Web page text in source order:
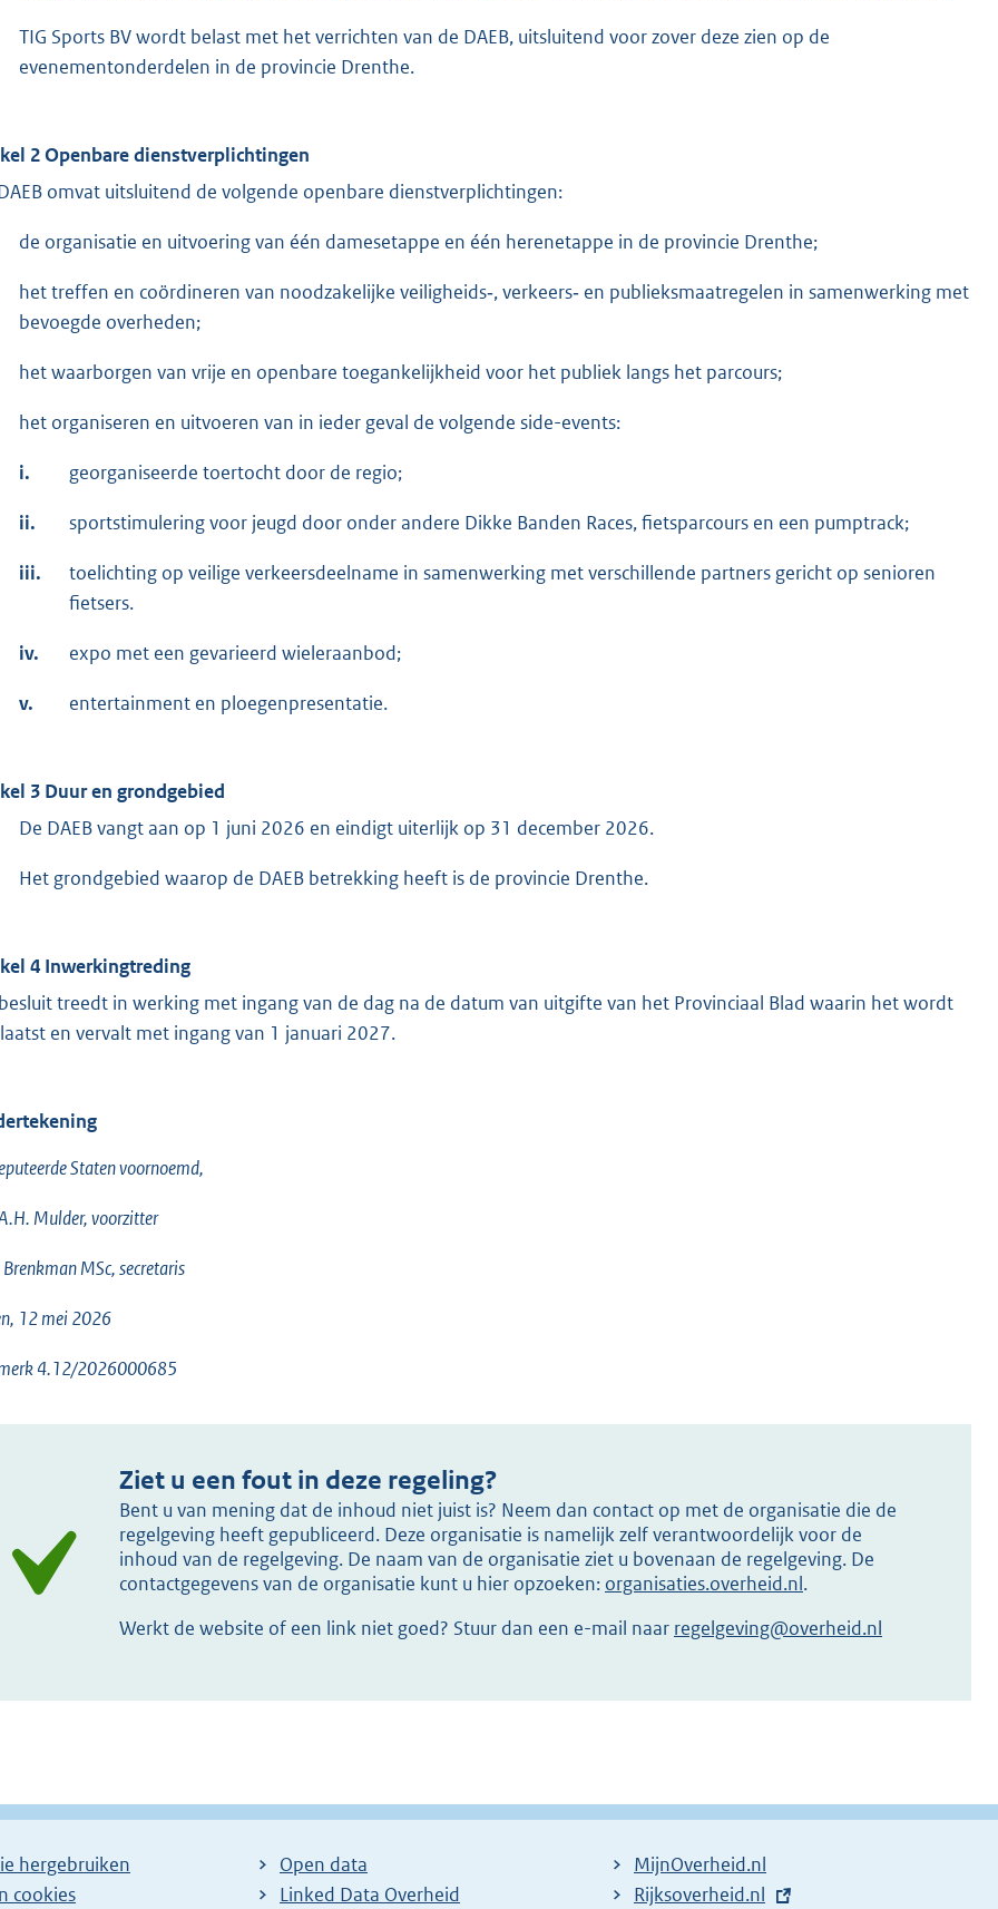
TIG Sports BV wordt belast met het verrichten van de DAEB, uitsluitend voor zover deze zien op de
evenementonderdelen in de provincie Drenthe.
2 Openbare dienstverplichtingen
omvat uitsluitend de volgende openbare dienstverplichtingen:
de organisatie en uitvoering van één damesetappe en één herenetappe in de provincie Drenthe;
het treffen en coördineren van noodzakelijke veiligheids‑, verkeers‑ en publieksmaatregelen in samenwerking met
bevoegde overheden;
het waarborgen van vrije en openbare toegankelijkheid voor het publiek langs het parcours;
het organiseren en uitvoeren van in ieder geval de volgende side-events:
i. georganiseerde toertocht door de regio;
ii. sportstimulering voor jeugd door onder andere Dikke Banden Races, fietsparcours en een pumptrack;
iii.
toelichting op veilige verkeersdeelname in samenwerking met verschillende partners gericht op senioren
fietsers.
iv. expo met een gevarieerd wieleraanbod;
v. entertainment en ploegenpresentatie.
3 Duur en grondgebied
De DAEB vangt aan op 1 juni 2026 en eindigt uiterlijk op 31 december 2026.
Het grondgebied waarop de DAEB betrekking heeft is de provincie Drenthe.
4 Inwerkingtreding
treedt in werking met ingang van de dag na de datum van uitgifte van het Provinciaal Blad waarin het wordt
en vervalt met ingang van 1 januari 2027.
Staten voornoemd,
Mulder, voorzitter
Brenkman MSc, secretaris
12 mei 2026
4.12/2026000685
Ziet u een fout in deze regeling?
Bent u van mening dat de inhoud niet juist is? Neem dan contact op met de organisatie die de
regelgeving heeft gepubliceerd. Deze organisatie is namelijk zelf verantwoordelijk voor de
inhoud van de regelgeving. De naam van de organisatie ziet u bovenaan de regelgeving. De
contactgegevens van de organisatie kunt u hier opzoeken: organisaties.overheid.nl.
Werkt de website of een link niet goed? Stuur dan een e-mail naar regelgeving@overheid.nl
hergebruiken
cookies
Open data
Linked Data Overheid
MijnOverheid.nl
E
Rijksoverheid.nl